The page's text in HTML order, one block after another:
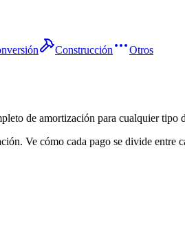
Construcción Otros
de amortización para cualquier tipo
Ve cómo cada pago se divide entre